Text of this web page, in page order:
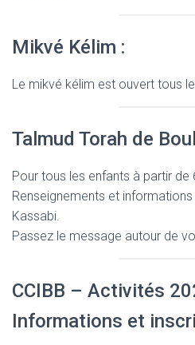
Mikvé Kélim :
Le mikvé kélim est ouvert tous
Talmud Torah de
Pour tous les enfants à partir de
Renseignements et
Kassabi.
Passez le message autour de
CCIBB – Activités
Informations et